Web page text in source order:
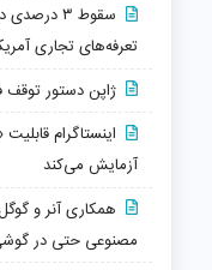
سقوط ۳
تعرفه‌های تجاری
ژاپن دستور توقف
اینستاگرام
آزمایش می‌کند
همکاری آنر و
مصنوعی حتی در